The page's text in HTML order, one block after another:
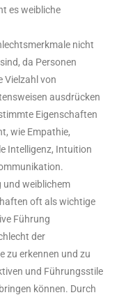
es weibliche
nicht
da Personen
Vielzahl von
ausdrücken
Eigenschaften
wie Empathie,
Intelligenz, Intuition
und weiblichem
oft als wichtige
Führung
der
zu erkennen und zu
und Führungsstile
können. Durch